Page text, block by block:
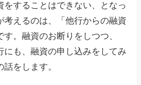
をすることはできない、となっ
考えるのは、「他行からの融資
す。融資のお断りをしつつ、
にも、融資の申し込みをしてみ
をします。